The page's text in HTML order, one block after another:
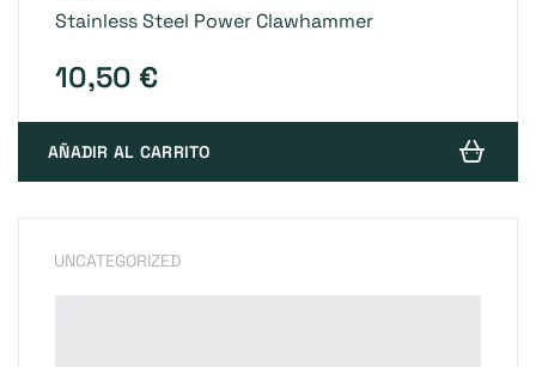
Stainless Steel Power Clawhammer
con4.33 de
10,50 €
AÑADIR AL CARRITO
UNCATEGORIZED